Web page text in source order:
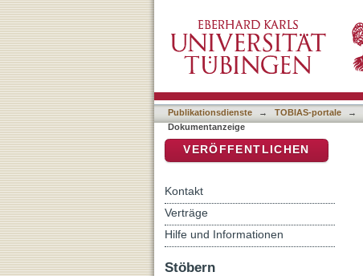
Publikationsdienste → TOBIAS-portale →
Dokumentanzeige
VERÖFFENTLICHEN
Kontakt
Verträge
Hilfe und Informationen
Stöbern